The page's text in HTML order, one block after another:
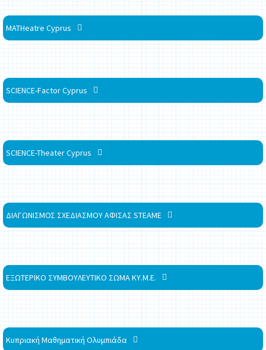
MATHeatre Cyprus
SCIENCE-Factor Cyprus
SCIENCE-Theater Cyprus
ΔΙΑΓΩΝΙΣΜΟΣ ΣΧΕΔΙΑΣΜΟΥ ΑΦΙΣΑΣ STEAME
ΕΞΩΤΕΡΙΚΟ ΣΥΜΒΟΥΛΕΥΤΙΚΟ ΣΩΜΑ ΚΥ.Μ.Ε.
Κυπριακή Μαθηματική Ολυμπιάδα